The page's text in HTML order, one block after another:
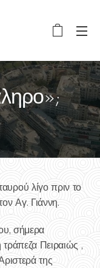
λίγο πριν το
Αγ. Γιάννη.
σήμερα
τράπεζα Πειραιώς ,
της